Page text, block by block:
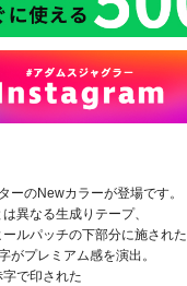
ーのNewカラーが登場です。
異なる生成りテープ、
ルパッチの下部分に施された
がプレミアム感を演出。
で印された